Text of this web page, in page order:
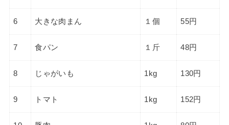
6 大きな肉まん １個 55円
7 食パン １斤 48円
8 じゃがいも 1kg 130円
9 トマト 1kg 152円